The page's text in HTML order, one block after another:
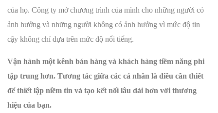
của họ. Công ty mở chương trình của mình cho những người có
ảnh hưởng và những người không có ảnh hưởng vì mức độ tin
cậy không chỉ dựa trên mức độ nổi tiếng.
Vận hành một kênh bán hàng và khách hàng tiềm năng phi
tập trung hơn. Tương tác giữa các cá nhân là điều cần thiết
để thiết lập niềm tin và tạo kết nối lâu dài hơn với thương
hiệu của bạn.